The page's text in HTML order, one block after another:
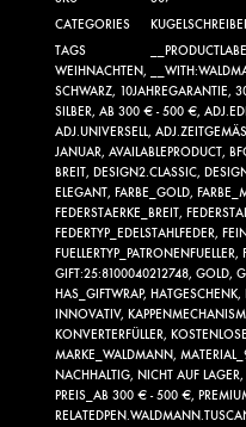
CATEGORIES
TAGS
WEIHNACHTEN,
SCHWARZ, 10JAHREGARANTIE,
SILBER, AB 300 € - 500 €,
ADJ.UNIVERSELL, ADJ.ZEITGEMÄSS
JANUAR, AVAILABLEPRODUCT,
BREIT, DESIGN2.CLASSIC,
ELEGANT, FARBE_GOLD,
FEDERSTAERKE_BREIT,
FEDERTYP_EDELSTAHLFEDER,
FUELLERTYP_PATRONENFUELLER,
GIFT:25:8100040212748, GOLD,
HAS_GIFTWRAP, HATGESCHENK,
INNOVATIV,
KONVERTERFÜLLER,
MARKE_WALDMANN,
NACHHALTIG, NICHT AUF LAGER,
PREIS_AB 300 € - 500 €,